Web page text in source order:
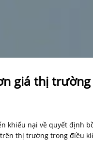
giá thị trường
khiếu nại về quyết định
thị trường trong điều